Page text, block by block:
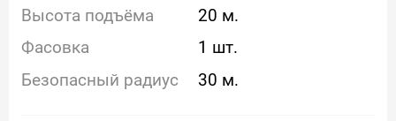
Высота подъёма
20 м.
Фасовка
1 шт.
Безопасный радиус
30 м.